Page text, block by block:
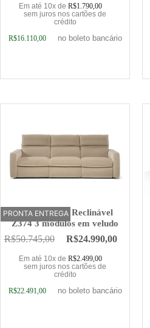
Em até 10x de R$1.790,00
sem juros nos cartões de
crédito
R$16.110,00 no boleto bancário
OFERTA
PRONTA ENTREGA
Sofá Elétrico Reclinável
Z374 3 módulos em veludo
R$50.745,00 R$24.990,00
Em até 10x de R$2.499,00
sem juros nos cartões de
crédito
R$22.491,00 no boleto bancário